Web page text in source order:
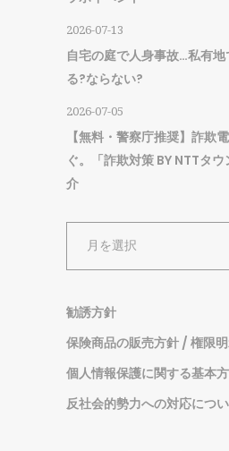
2026-07-13
自宅の庭で人身事故…私有
る?ならない?
2026-07-05
【無料・警察庁推奨】詐欺
ぐ。「詐欺対策 BY NTTタ
介
イ
勧誘方針
保険商品の販売方針 / 権限
個人情報保護に関する基本
反社会的勢力への対応につ